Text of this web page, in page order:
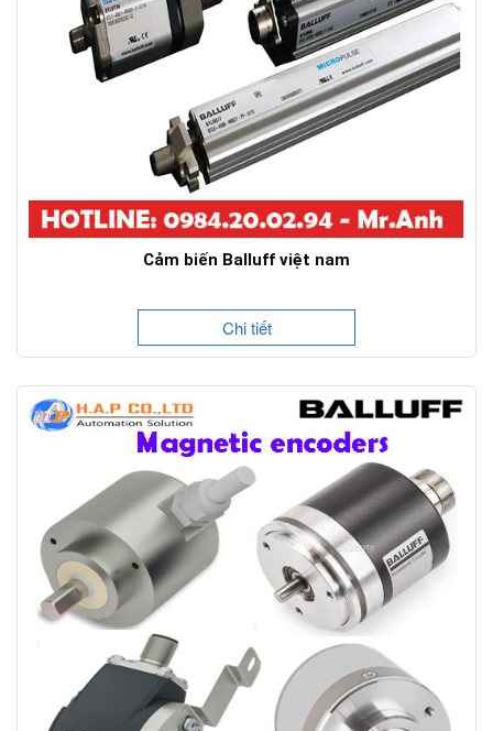
Cảm biến Balluff việt nam
Chi tiết